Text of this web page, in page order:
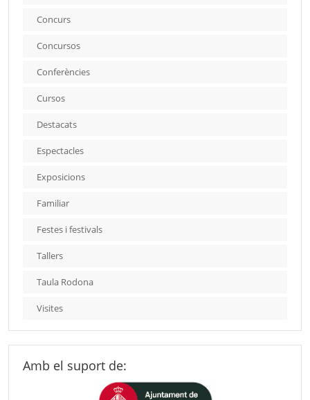
Concurs
Concursos
Conferències
Cursos
Destacats
Espectacles
Exposicions
Familiar
Festes i festivals
Tallers
Taula Rodona
Visites
Amb el suport de: